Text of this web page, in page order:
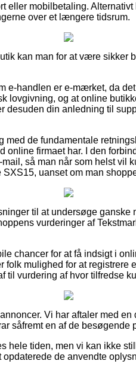
eller mobilbetaling.
over et længere tidsrum.
kan man for at være sikker
e-handlen er e-mærket, da
lovgivning, og at online
desuden din anledning til
med de fundamentale
online firmaet har. I den
så man når som helst vil
uanset om man
til at undersøge ganske
vurderinger af
chancer for at få indsigt i
folk mulighed for at registrere
til vurdering af hvor tilfredse
Vi har aftaler med
såfremt en af de
hele tiden, men vi kan ikke
de anvendte